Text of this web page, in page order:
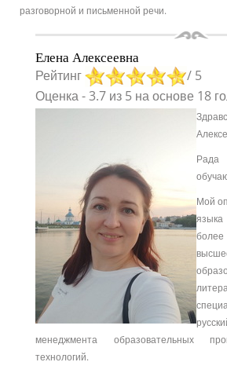
разговорной и письменной речи.
Елена Алексеевна
Рейтинг
/ 5
Оценка-3.7 из 5 на основе 18
Мой
языка
менеджмента образовательных
технологий.